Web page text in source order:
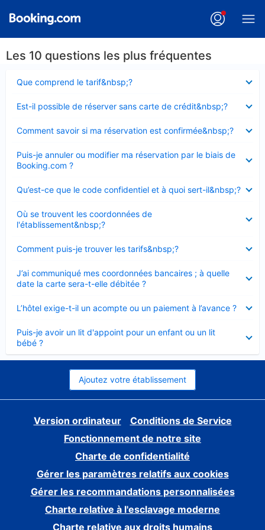
Les 10 questions les plus fréquentes
Que comprend le tarif&nbsp;?
fermé
Est-il possible de réserver sans carte de crédit&nbsp;?
fermé
Comment savoir si ma réservation est confirmée&nbsp;?
fermé
Puis-je annuler ou modifier ma réservation par le biais de
Booking.com ?
fermé
Qu’est-ce que le code confidentiel et à quoi sert-il&nbsp;?
fermé
Où se trouvent les coordonnées de
l'établissement&nbsp;?
fermé
Comment puis-je trouver les tarifs&nbsp;?
fermé
J’ai communiqué mes coordonnées bancaires ; à quelle
date la carte sera-t-elle débitée ?
fermé
L’hôtel exige-t-il un acompte ou un paiement à l’avance ?
fermé
Puis-je avoir un lit d'appoint pour un enfant ou un lit
bébé ?
fermé
Ajoutez votre établissement
Version ordinateur
Conditions de Service
Fonctionnement de notre site
Charte de confidentialité
Gérer les paramètres relatifs aux cookies
Gérer les recommandations personnalisées
Charte relative à l'esclavage moderne
Charte relative aux droits humains